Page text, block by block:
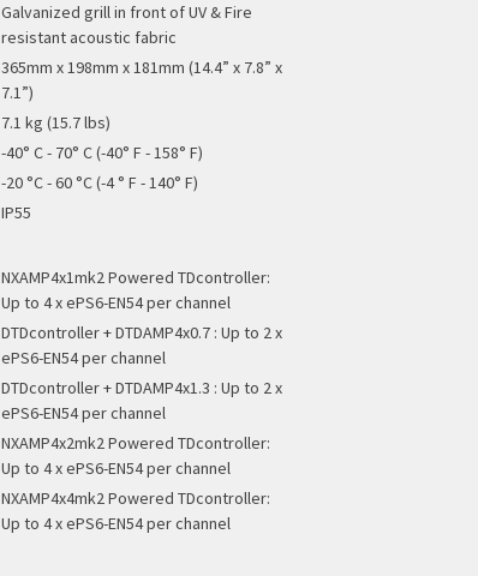
Galvanized grill in front of UV & Fire
resistant acoustic fabric
365mm x 198mm x 181mm (14.4” x 7.8” x
7.1”)
7.1 kg (15.7 lbs)
-40° C - 70° C (-40° F - 158° F)
-20 °C - 60 °C (-4 ° F - 140° F)
IP55
NXAMP4x1mk2 Powered TDcontroller:
Up to 4 x ePS6-EN54 per channel
DTDcontroller + DTDAMP4x0.7 : Up to 2 x
ePS6-EN54 per channel
DTDcontroller + DTDAMP4x1.3 : Up to 2 x
ePS6-EN54 per channel
NXAMP4x2mk2 Powered TDcontroller:
Up to 4 x ePS6-EN54 per channel
NXAMP4x4mk2 Powered TDcontroller:
Up to 4 x ePS6-EN54 per channel